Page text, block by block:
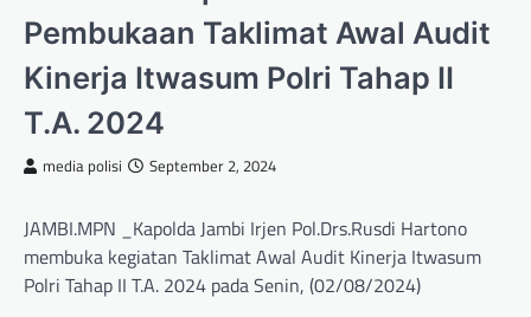
Pembukaan Taklimat Awal Audit
Kinerja Itwasum Polri Tahap II
T.A. 2024
media polisi September 2, 2024
JAMBI.MPN _Kapolda Jambi Irjen Pol.Drs.Rusdi Hartono
membuka kegiatan Taklimat Awal Audit Kinerja Itwasum
Polri Tahap II T.A. 2024 pada Senin, (02/08/2024)